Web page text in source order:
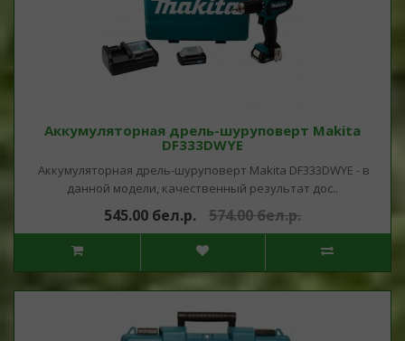
Аккумуляторная дрель-шуруповерт Makita
DF333DWYE
Аккумуляторная дрель-шуруповерт Makita DF333DWYE - в
данной модели, качественный результат дос..
545.00 бел.р. 574.00 бел.р.